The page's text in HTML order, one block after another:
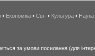
• Економіка • Світ • Культура • Наука
за умови посилання (для